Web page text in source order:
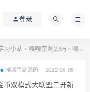
登录
习小站 > 嘎嘎亲测源码 > 嘎嘎亲测–2022年6月最新五游房卡金币双模式大联盟二开新UI3.0源码下载图文搭建教程
棋派手游源码 2022-06-05
币双模式大联盟二开新